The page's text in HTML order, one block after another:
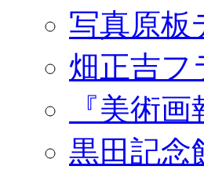
写真原板
畑正吉フ
『美術
黒田記念